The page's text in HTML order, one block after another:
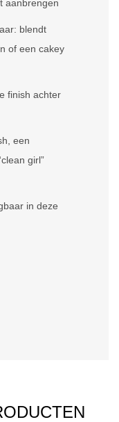
aanbrengen
blendt
of een cakey
finish achter
een
girl”
in deze